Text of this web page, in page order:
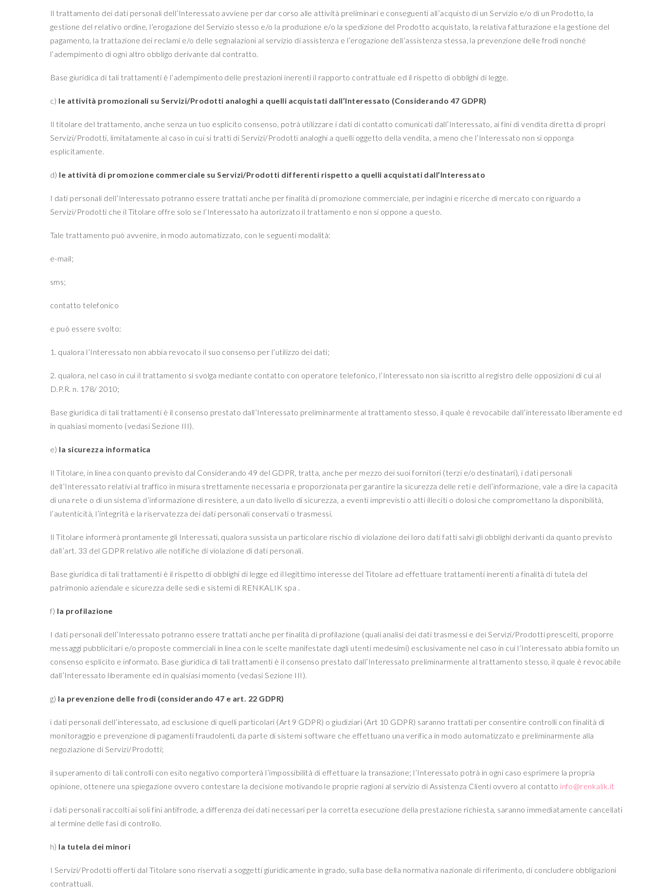
Il trattamento dei dati personali dell’Interessato avviene per dar corso alle attività preliminari e conseguenti all’acquisto di un Servizio e/o di un Prodotto, la
gestione del relativo ordine, l’erogazione del Servizio stesso e/o la produzione e/o la spedizione del Prodotto acquistato, la relativa fatturazione e la gestione del
pagamento, la trattazione dei reclami e/o delle segnalazioni al servizio di assistenza e l’erogazione dell’assistenza stessa, la prevenzione delle frodi nonché
l’adempimento di ogni altro obbligo derivante dal contratto.
Base giuridica di tali trattamenti è l’adempimento delle prestazioni inerenti il rapporto contrattuale ed il rispetto di obblighi di legge.
c) le attività promozionali su Servizi/Prodotti analoghi a quelli acquistati dall’Interessato (Considerando 47 GDPR)
Il titolare del trattamento, anche senza un tuo esplicito consenso, potrà utilizzare i dati di contatto comunicati dall’Interessato, ai fini di vendita diretta di propri
Servizi/Prodotti, limitatamente al caso in cui si tratti di Servizi/Prodotti analoghi a quelli oggetto della vendita, a meno che l’Interessato non si opponga
esplicitamente.
d) le attività di promozione commerciale su Servizi/Prodotti differenti rispetto a quelli acquistati dall’Interessato
I dati personali dell’Interessato potranno essere trattati anche per finalità di promozione commerciale, per indagini e ricerche di mercato con riguardo a
Servizi/Prodotti che il Titolare offre solo se l’Interessato ha autorizzato il trattamento e non si oppone a questo.
Tale trattamento può avvenire, in modo automatizzato, con le seguenti modalità:
e-mail;
sms;
contatto telefonico
e può essere svolto:
1. qualora l’Interessato non abbia revocato il suo consenso per l’utilizzo dei dati;
2. qualora, nel caso in cui il trattamento si svolga mediante contatto con operatore telefonico, l’Interessato non sia iscritto al registro delle opposizioni di cui al
D.P.R. n. 178/ 2010;
Base giuridica di tali trattamenti è il consenso prestato dall’Interessato preliminarmente al trattamento stesso, il quale è revocabile dall’interessato liberamente ed
in qualsiasi momento (vedasi Sezione III).
e) la sicurezza informatica
Il Titolare, in linea con quanto previsto dal Considerando 49 del GDPR, tratta, anche per mezzo dei suoi fornitori (terzi e/o destinatari), i dati personali
dell’Interessato relativi al traffico in misura strettamente necessaria e proporzionata per garantire la sicurezza delle reti e dell’informazione, vale a dire la capacità
di una rete o di un sistema d’informazione di resistere, a un dato livello di sicurezza, a eventi imprevisti o atti illeciti o dolosi che compromettano la disponibilità,
l’autenticità, l’integrità e la riservatezza dei dati personali conservati o trasmessi.
Il Titolare informerà prontamente gli Interessati, qualora sussista un particolare rischio di violazione dei loro dati fatti salvi gli obblighi derivanti da quanto previsto
dall’art. 33 del GDPR relativo alle notifiche di violazione di dati personali.
Base giuridica di tali trattamenti è il rispetto di obblighi di legge ed il legittimo interesse del Titolare ad effettuare trattamenti inerenti a finalità di tutela del
patrimonio aziendale e sicurezza delle sedi e sistemi di RENKALIK spa .
f) la profilazione
I dati personali dell’Interessato potranno essere trattati anche per finalità di profilazione (quali analisi dei dati trasmessi e dei Servizi/Prodotti prescelti, proporre
messaggi pubblicitari e/o proposte commerciali in linea con le scelte manifestate dagli utenti medesimi) esclusivamente nel caso in cui l’Interessato abbia fornito un
consenso esplicito e informato. Base giuridica di tali trattamenti è il consenso prestato dall’Interessato preliminarmente al trattamento stesso, il quale è revocabile
dall’Interessato liberamente ed in qualsiasi momento (vedasi Sezione III).
g) la prevenzione delle frodi (considerando 47 e art. 22 GDPR)
i dati personali dell’interessato, ad esclusione di quelli particolari (Art 9 GDPR) o giudiziari (Art 10 GDPR) saranno trattati per consentire controlli con finalità di
monitoraggio e prevenzione di pagamenti fraudolenti, da parte di sistemi software che effettuano una verifica in modo automatizzato e preliminarmente alla
negoziazione di Servizi/Prodotti;
il superamento di tali controlli con esito negativo comporterà l’impossibilità di effettuare la transazione; l’Interessato potrà in ogni caso esprimere la propria
opinione, ottenere una spiegazione ovvero contestare la decisione motivando le proprie ragioni al servizio di Assistenza Clienti ovvero al contatto info@renkalik.it
i dati personali raccolti ai soli fini antifrode, a differenza dei dati necessari per la corretta esecuzione della prestazione richiesta, saranno immediatamente cancellati
al termine delle fasi di controllo.
h) la tutela dei minori
I Servizi/Prodotti offerti dal Titolare sono riservati a soggetti giuridicamente in grado, sulla base della normativa nazionale di riferimento, di concludere obbligazioni
contrattuali.